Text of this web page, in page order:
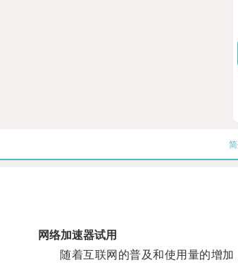
网络加速器试用
随着互联网的普及和使用量的增加